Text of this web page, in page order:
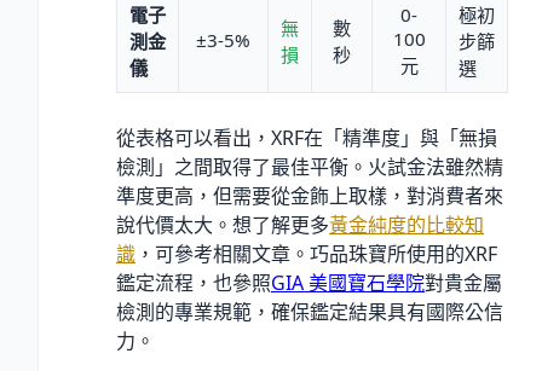
電子
測金
儀
±3-5%
無
損
數
秒
0-
100
元
極初
步篩
選
從表格可以看出，XRF在「精準度」與「無損
檢測」之間取得了最佳平衡。火試金法雖然精
準度更高，但需要從金飾上取樣，對消費者來
說代價太大。想了解更多黃金純度的比較知
識 ，可參考相關文章。巧品珠寶所使用的XRF
鑑定流程，也參照GIA 美國寶石學院對貴金屬
檢測的專業規範，確保鑑定結果具有國際公信
力。